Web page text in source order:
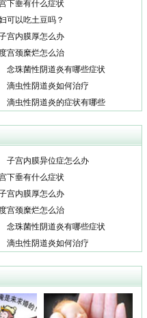
下垂有什么症状
可以吃土豆吗？
宫内膜厚怎么办
宫颈糜烂怎么治
念珠菌性阴道炎有哪些症状
滴虫性阴道炎如何治疗
滴虫性阴道炎的症状有哪些
子宫内膜异位症怎么办
下垂有什么症状
宫内膜厚怎么办
宫颈糜烂怎么治
念珠菌性阴道炎有哪些症状
滴虫性阴道炎如何治疗